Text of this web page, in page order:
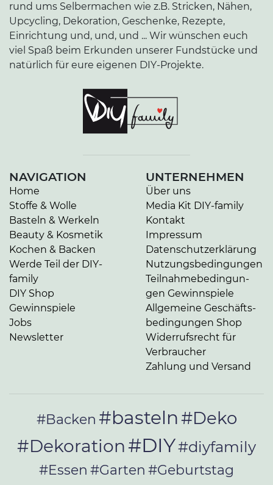
rund ums Selbermachen wie z.B. Stricken, Nähen,
Upcycling, Dekoration, Geschenke, Rezepte,
Einrichtung und, und, und ... Wir wünschen euch
viel Spaß beim Erkunden unserer Fundstücke und
natürlich für eure eigenen DIY-Projekte.
NAVIGATION
Home
Stoffe & Wolle
Basteln & Werkeln
Beauty & Kosmetik
Kochen & Backen
Werde Teil der DIY-
family
DIY Shop
Gewinnspiele
Jobs
Newsletter
UNTERNEHMEN
Über uns
Media Kit DIY-family
Kontakt
Impressum
Da­ten­schutz­er­klä­rung
Nut­zungs­be­din­gun­gen
Teil­nah­me­be­din­gun­
gen Gewinnspiele
Allgemeine Ge­schäfts­
be­din­gun­gen Shop
Widerrufsrecht für
Verbraucher
Zahlung und Versand
#Backen #basteln#Deko
#Dekoration #DIY#diyfamily
#Essen #Garten #Geburtstag